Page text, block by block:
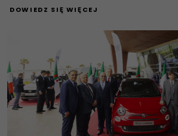
DOWIEDZ SIĘ WIĘCEJ